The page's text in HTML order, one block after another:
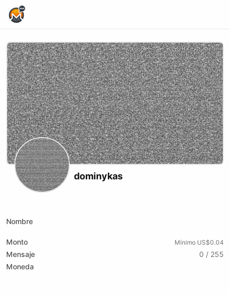
dominykas
Nombre
Monto Mínimo US$0.04
Mensaje
0 / 255
Moneda